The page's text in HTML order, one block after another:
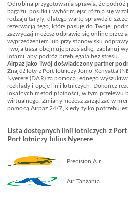
Odrobina przygotowania sprawia, że podróż
bagażu, posiłki i wybór miejsc różnią się w
rodzaju taryfy, dlatego warto sprawdzić
rezerwacją tego, który pasuje do Twojej
zazwyczaj możesz odprawić się online przez
wyprzedzeniem lub przy stanowisku
Twoja trasa obejmuje przesiadkę, zaplanuj
lotami, aby podróż przebiegała bez stresu.
Airpaz jako Twój doświadczony partner
Znajdź loty z Port lotniczy Jomo Kenyatta
Nyerere (DAR) za pomocą jednego
rozkłady i opcje linii lotniczych. Dokończ
lokalnych metod płatności, w tym przelewu
wirtualnego. Zmiany możesz zarządzać w
pomocą Airpaz 24/7, kiedy tylko
Lista dostępnych linii lotniczych z
Port lotniczy Julius Nyerere
Precision Air
Air Tanzania